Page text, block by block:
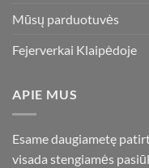
Mūsų parduotuvės
Fejerverkai Klaipėdoje
APIE MUS
Esame daugiametę
visada stengiamės